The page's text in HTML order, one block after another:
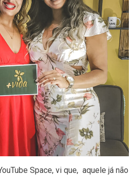
Space, vi que, aquele já não